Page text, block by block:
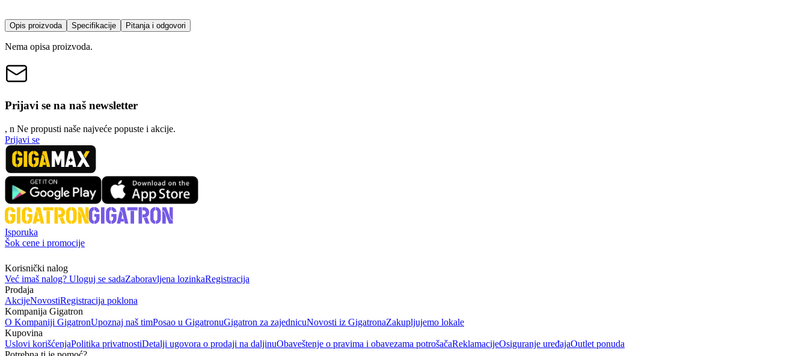
Opis proizvoda Specifikacije Pitanja i odgovori
Nema opisa proizvoda.
Prijavi se na naš newsletter
, n Ne propusti naše najveće popuste i akcije.
Prijavi se
Isporuka
Šok cene i promocije
Korisnički nalog
Već imaš nalog? Uloguj se sadaZaboravljena lozinkaRegistracija
Prodaja
AkcijeNovostiRegistracija poklona
Kompanija Gigatron
O Kompaniji GigatronUpoznaj naš timPosao u GigatronuGigatron za zajednicuNovosti iz GigatronaZakupljujemo lokale
Kupovina
Uslovi korišćenjaPolitika privatnostiDetalji ugovora o prodaji na daljinuObaveštenje o pravima i obavezama potrošačaReklamacijeOsiguranje uređajaOutlet ponuda